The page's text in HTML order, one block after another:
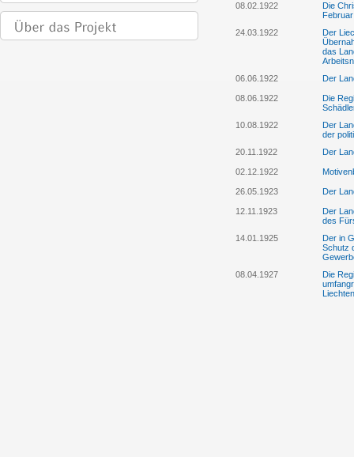
08.02.1922
Die
24.03.1922
Der
das
06.06.1922
Der
08.06.1922
Die
10.08.1922
Der
der
20.11.1922
Der
02.12.1922
26.05.1923 Der
12.11.1923
Der
des
14.01.1925
Der in
Schutz
08.04.1927
Die